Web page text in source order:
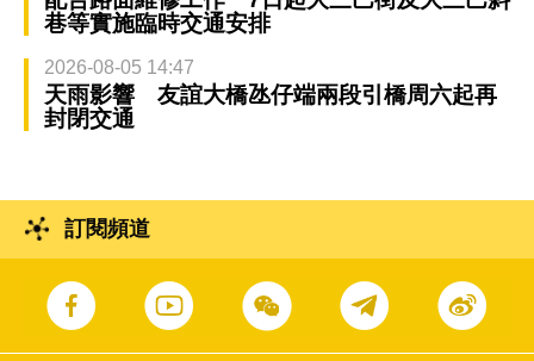
巷等實施臨時交通安排
2026-08-05 14:47
天雨影響 友誼大橋氹仔端兩段引橋周六起再
封閉交通
訂閱頻道